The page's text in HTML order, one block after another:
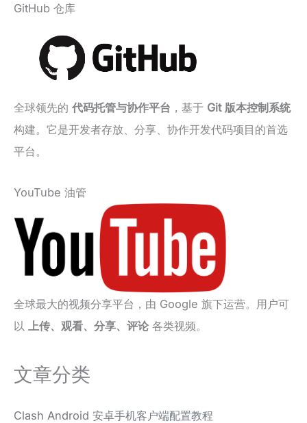
GitHub 仓库
全球领先的 代码托管与协作平台 ，基于 Git 版本控制系统
构建。它是开发者存放、分享、协作开发代码项目的首选
平台。
YouTube 油管
全球最大的视频分享平台，由 Google 旗下运营。用户可
以
上传、观看、分享、评论 各类视频。
文章分类
Clash Android 安卓手机客户端配置教程